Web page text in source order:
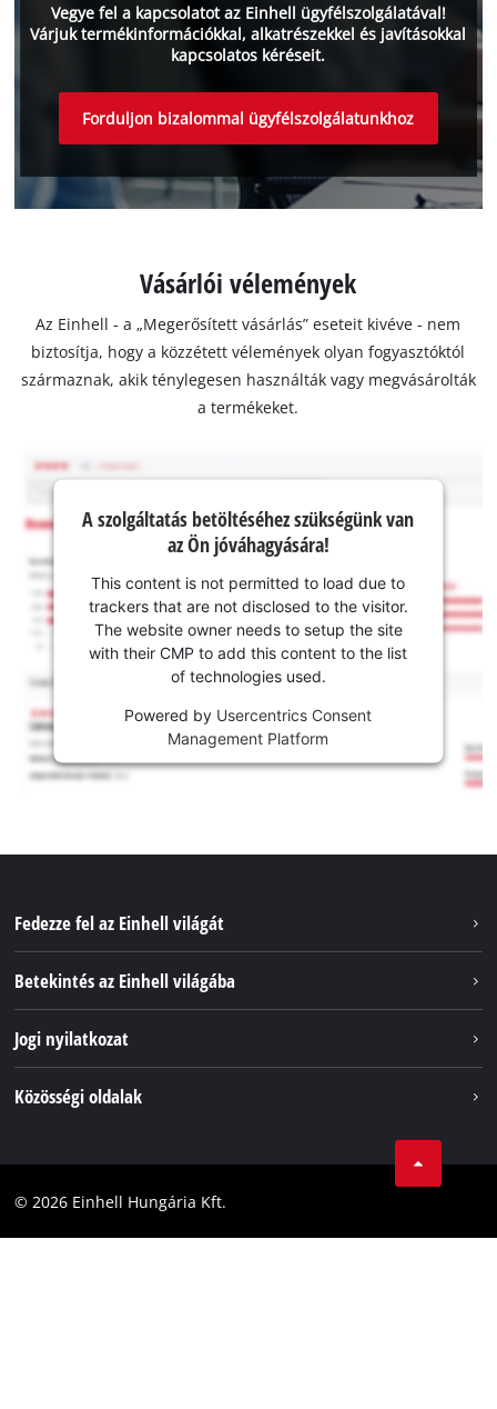
Vegye fel a kapcsolatot az Einhell ügyfélszolgálatával!
Várjuk termékinformációkkal, alkatrészekkel és javításokkal
kapcsolatos kéréseit.
Forduljon bizalommal ügyfélszolgálatunkhoz
Vásárlói vélemények
Az Einhell - a „Megerősített vásárlás” eseteit kivéve - nem
biztosítja, hogy a közzétett vélemények olyan fogyasztóktól
származnak, akik ténylegesen használták vagy megvásárolták
a termékeket.
A szolgáltatás betöltéséhez szükségünk van
az Ön jóváhagyására!
This content is not permitted to load due to
trackers that are not disclosed to the visitor.
The website owner needs to setup the site
with their CMP to add this content to the list
of technologies used.
Powered by Usercentrics Consent
Management Platform
Fedezze fel az Einhell világát
Betekintés az Einhell világába
Az Einhell világszerte
Jogi nyilatkozat
Akadálymentesítési Nyilatkozat
Közösségi oldalak
Facebook
© 2026 Einhell Hungária Kft.